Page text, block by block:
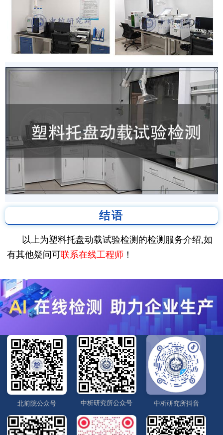
结语
以上为塑料托盘动载试验检测的检测服务介绍,如
有其他疑问可联系在线工程师 ！
北前院公众号 中析研究所公众号 中析研究所抖音